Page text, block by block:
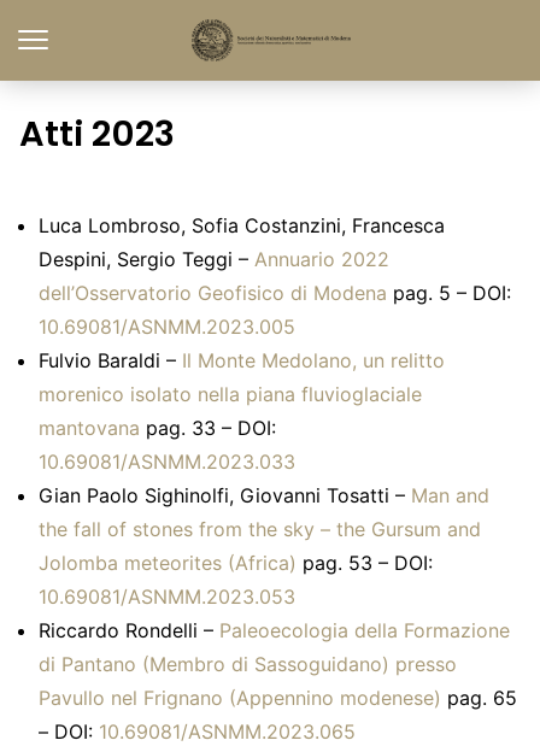
Atti 2023
Luca Lombroso, Sofia Costanzini, Francesca
Despini, Sergio Teggi – Annuario 2022
dell’Osservatorio Geofisico di Modena pag. 5 – DOI:
10.69081/ASNMM.2023.005
Fulvio Baraldi – Il Monte Medolano, un relitto
morenico isolato nella piana fluvioglaciale
mantovana pag. 33 – DOI:
10.69081/ASNMM.2023.033
Gian Paolo Sighinolfi, Giovanni Tosatti – Man and
the fall of stones from the sky – the Gursum and
Jolomba meteorites (Africa) pag. 53 – DOI:
10.69081/ASNMM.2023.053
Riccardo Rondelli – Paleoecologia della Formazione
di Pantano (Membro di Sassoguidano) presso
Pavullo nel Frignano (Appennino modenese) pag. 65
– DOI: 10.69081/ASNMM.2023.065